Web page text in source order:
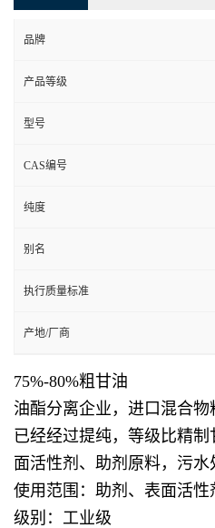
品牌
产品等级
型号
CAS编号
纯度
别名
执行质量标准
产地/厂商
75%-80%粗甘油
油酯分离企业，进口混合
已经经过提纯，等级比精
面活性剂、助剂原料，污
使用范围：助剂、表面活性
级别：工业级